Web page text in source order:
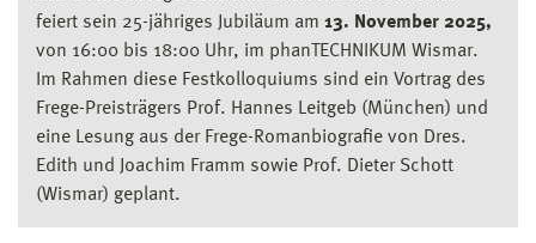
feiert sein 25-jähriges Jubiläum am 13. November 2025,
von 16:00 bis 18:00 Uhr, im phanTECHNIKUM Wismar.
Im Rahmen diese Festkolloquiums sind ein Vortrag des
Frege-Preisträgers Prof. Hannes Leitgeb (München) und
eine Lesung aus der Frege-Romanbiografie von Dres.
Edith und Joachim Framm sowie Prof. Dieter Schott
(Wismar) geplant.